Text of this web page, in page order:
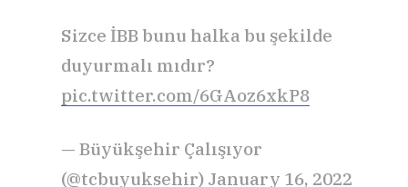
Sizce İBB bunu halka bu şekilde
duyurmalı mıdır?
pic.twitter.com/6GAoz6xkP8
— Büyükşehir Çalışıyor
(@tcbuyuksehir) January 16, 2022